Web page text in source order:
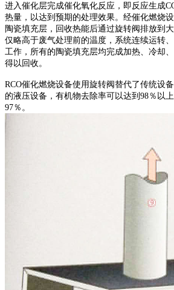
进入催化层完成催化氧化反应，即反应生成
热量，以达到预期的处理效果。 经催化燃烧
陶瓷填充层，回收热能后通过旋转阀排放到
仅略高于废气处理前的温度，系统连续运转
工作，所有的陶瓷填充层均完成加热、冷却
得以回收。
RCO催化燃烧设备使用旋转阀替代了传统设
的液压设备，有机物去除率可以达到98％以
97％。